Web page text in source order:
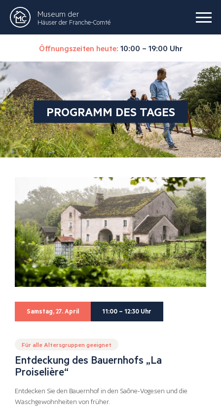
Museum der
Häuser der Franche-Comté
Öffnungszeiten heute: 10:00 – 19:00 Uhr
PROGRAMM DES TAGES
Samstag, 27. April 11:00 – 12:30 Uhr
Für alle Altersgruppen geeignet
Entdeckung des Bauernhofs „La
Proiselière“
Entdecken Sie den Bauernhof in den Saône-Vogesen und die
Waschgewohnheiten von früher.